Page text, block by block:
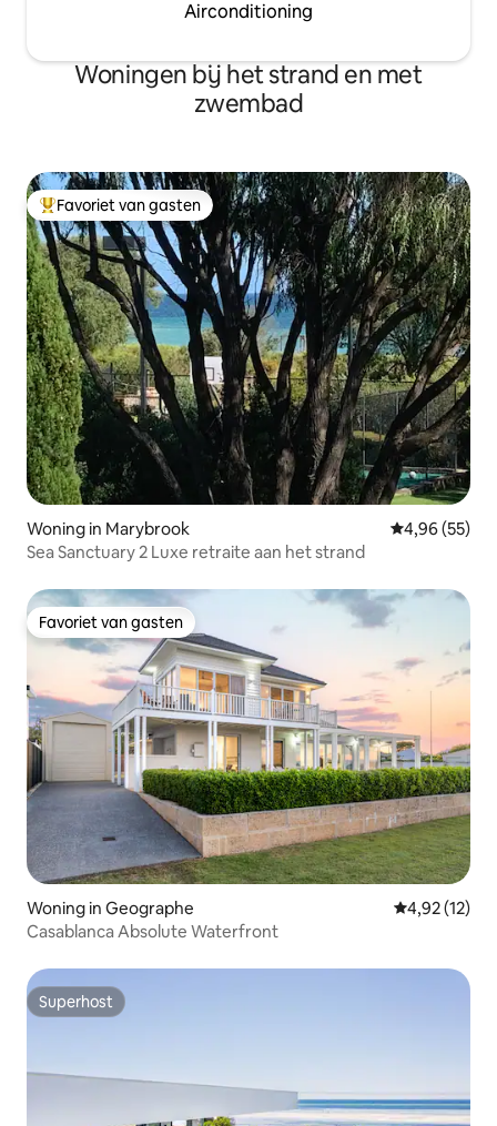
Airconditioning
Woningen bij het strand en met
zwembad
Topfavoriet van gasten
Favoriet van gasten
Woning in Marybrook Gemiddelde
4,96 (55)
Sea Sanctuary 2 Luxe retraite aan het strand
Favoriet van gasten
Favoriet van gasten
Woning in Geographe Gemiddelde
4,92 (12)
Casablanca Absolute Waterfront
Superhost
Superhost